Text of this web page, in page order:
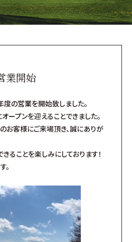
業開始
度の営業を開始致しました。
ープンを迎えることできました。
お客様にご来場頂き、誠にありが
ることを楽しみにしております！
。